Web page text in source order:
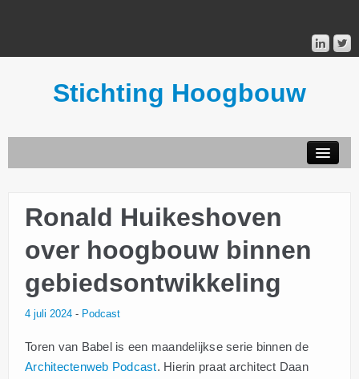
Stichting Hoogbouw
PUBLICATIES
DONATEURS
Ronald Huikeshoven
over hoogbouw binnen
gebiedsontwikkeling
4 juli 2024 - Podcast
Toren van Babel is een maandelijkse serie binnen de
Architectenweb Podcast. Hierin praat architect Daan